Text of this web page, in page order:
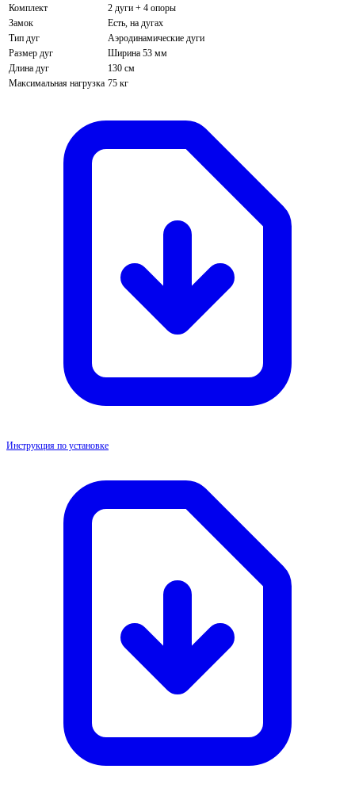
Комплект
2 дуги + 4 опоры
Замок
Есть, на дугах
Тип дуг
Аэродинамические дуги
Размер дуг
Ширина 53 мм
Длина дуг
130 см
Максимальная нагрузка 75 кг
Инструкция по установке